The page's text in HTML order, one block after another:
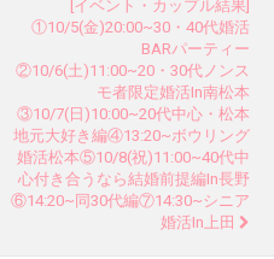
[イベント・カップル結果]
①10/5(金)20:00~30・40代婚活
BARパーティー
②10/6(土)11:00~20・30代ノンス
モ者限定婚活in南松本
③10/7(日)10:00~20代中心・松本
地元大好き編④13:20~ボウリング
婚活松本⑤10/8(祝)11:00~40代中
心付き合うなら結婚前提編in長野
⑥14:20~同30代編⑦14:30~シニア
婚活in上田